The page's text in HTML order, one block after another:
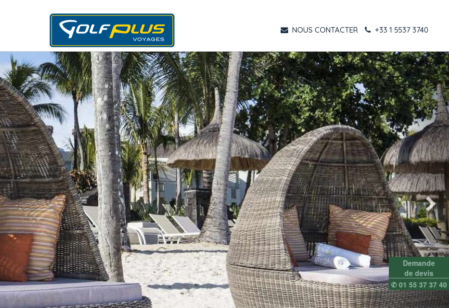
NOUS CONTACTER +33 1 5537 3740
Suivant
Demande
de devis
✆ 01 55 37 37 40